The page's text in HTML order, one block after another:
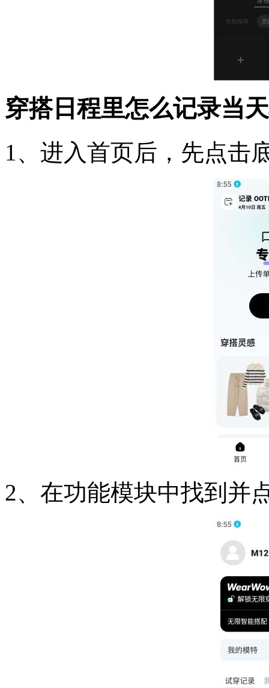
穿搭日程里怎么记录当
1、进入首页后，先点击
2、在功能模块中找到并